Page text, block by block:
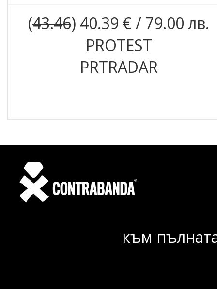
(43.46) 40.39 € / 79.00 лв.
PROTEST
PRTRADAR
към